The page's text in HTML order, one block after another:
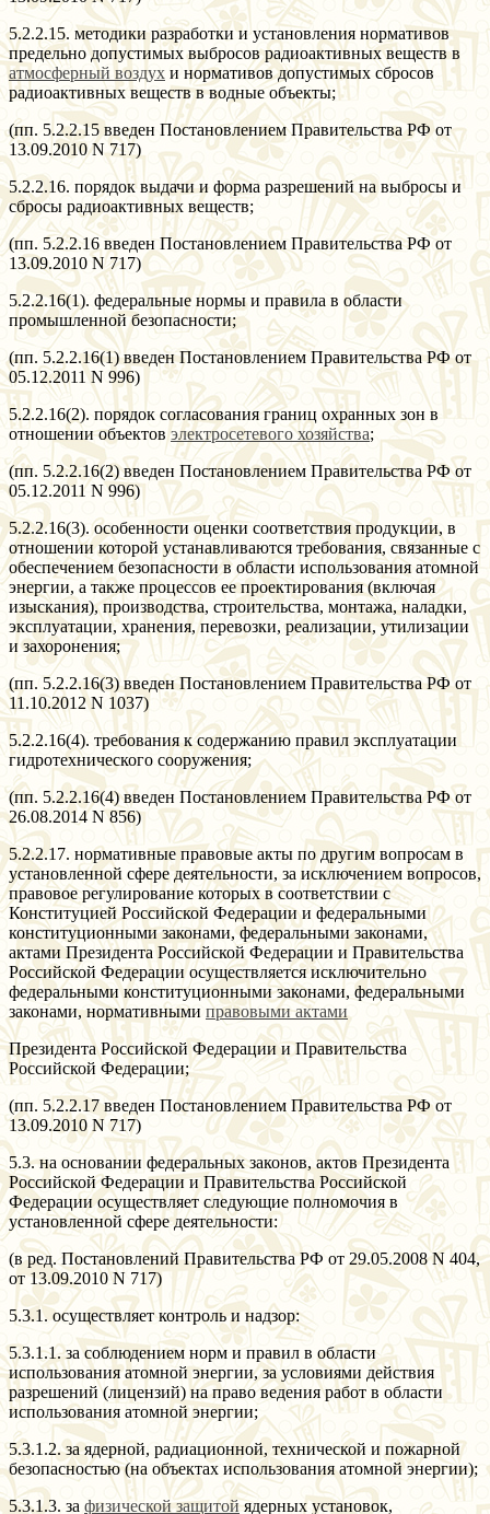
5.2.2.15. методики разработки и установления нормативов
предельно допустимых выбросов радиоактивных веществ в
атмосферный воздух и нормативов допустимых сбросов
радиоактивных веществ в водные объекты;
(пп. 5.2.2.15 введен Постановлением Правительства РФ от
13.09.2010 N 717)
5.2.2.16. порядок выдачи и форма разрешений на выбросы и
сбросы радиоактивных веществ;
(пп. 5.2.2.16 введен Постановлением Правительства РФ от
13.09.2010 N 717)
5.2.2.16(1). федеральные нормы и правила в области
промышленной безопасности;
(пп. 5.2.2.16(1) введен Постановлением Правительства РФ от
05.12.2011 N 996)
5.2.2.16(2). порядок согласования границ охранных зон в
отношении объектовэлектросетевого хозяйства;
(пп. 5.2.2.16(2) введен Постановлением Правительства РФ от
05.12.2011 N 996)
5.2.2.16(3). особенности оценки соответствия продукции, в
отношении которой устанавливаются требования, связанные с
обеспечением безопасности в области использования атомной
энергии, а также процессов ее проектирования (включая
изыскания), производства, строительства, монтажа, наладки,
эксплуатации, хранения, перевозки, реализации, утилизации
и захоронения;
(пп. 5.2.2.16(3) введен Постановлением Правительства РФ от
11.10.2012 N 1037)
5.2.2.16(4). требования к содержанию правил эксплуатации
гидротехнического сооружения;
(пп. 5.2.2.16(4) введен Постановлением Правительства РФ от
26.08.2014 N 856)
5.2.2.17. нормативные правовые акты по другим вопросам в
установленной сфере деятельности, за исключением вопросов,
правовое регулирование которых в соответствии с
Конституцией Российской Федерации и федеральными
конституционными законами, федеральными законами,
актами Президента Российской Федерации и Правительства
Российской Федерации осуществляется исключительно
федеральными конституционными законами, федеральными
законами, нормативными правовыми актами
Президента Российской Федерации и Правительства
Российской Федерации;
(пп. 5.2.2.17 введен Постановлением Правительства РФ от
13.09.2010 N 717)
5.3. на основании федеральных законов, актов Президента
Российской Федерации и Правительства Российской
Федерации осуществляет следующие полномочия в
установленной сфере деятельности:
(в ред. Постановлений Правительства РФ от 29.05.2008 N 404,
от 13.09.2010 N 717)
5.3.1. осуществляет контроль и надзор:
5.3.1.1. за соблюдением норм и правил в области
использования атомной энергии, за условиями действия
разрешений (лицензий) на право ведения работ в области
использования атомной энергии;
5.3.1.2. за ядерной, радиационной, технической и пожарной
безопасностью (на объектах использования атомной энергии);
5.3.1.3. за физической защитойядерных установок,